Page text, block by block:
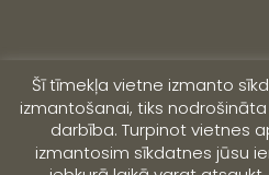
Šī tīmekļa vietne izmanto
izmantošanai, tiks
darbība. Turpinot vietnes
izmantosim sīkdatnes jūsu